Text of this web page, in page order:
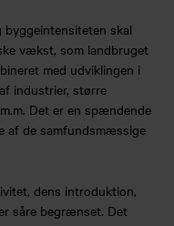
skal
vækst, som landbruget
med udviklingen i
industrier, større
Det er en spændende
af de samfundsmæssige
dens introduktion,
såre begrænset. Det